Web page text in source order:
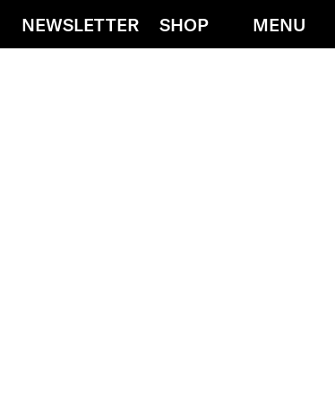
SucheNEWSLETTER SHOP MENU